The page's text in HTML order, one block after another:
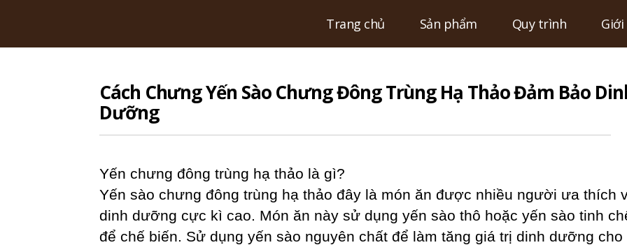
Sào
Trang chủ Sản phẩm Quy trình
Cách Chưng Yến Sào Chưng Đông Trùng Hạ Thảo Đảm Bảo
Dưỡng
Yến chưng đông trùng hạ thảo là gì?
Yến sào chưng đông trùng hạ thảo đây là món ăn được nhiều người ưa thích
dinh dưỡng cực kì cao. Món ăn này sử dụng yến sào thô hoặc yến sào tinh
để chế biến. Sử dụng yến sào nguyên chất để làm tăng giá trị dinh dưỡng cho